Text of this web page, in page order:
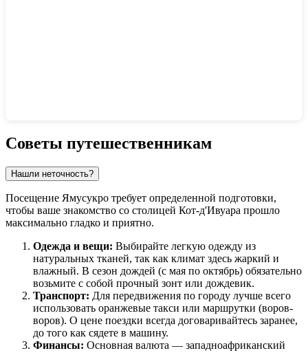
Советы путешественникам
Нашли неточность?
Посещение Ямусукро требует определенной подготовки,
чтобы ваше знакомство со столицей Кот-д'Ивуара прошло
максимально гладко и приятно.
Одежда и вещи: Выбирайте легкую одежду из
натуральных тканей, так как климат здесь жаркий и
влажный. В сезон дождей (с мая по октябрь) обязательно
возьмите с собой прочный зонт или дождевик.
Транспорт: Для передвижения по городу лучше всего
использовать оранжевые такси или маршрутки (воров-
воров). О цене поездки всегда договаривайтесь заранее,
до того как сядете в машину.
Финансы: Основная валюта — западноафриканский